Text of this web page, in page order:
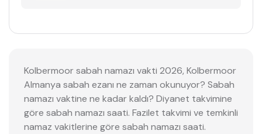
Kolbermoor sabah namazı vakti 2026, Kolbermoor
Almanya sabah ezanı ne zaman okunuyor? Sabah
namazı vaktine ne kadar kaldı? Diyanet takvimine
göre sabah namazı saati. Fazilet takvimi ve temkinli
namaz vakitlerine göre sabah namazı saati.